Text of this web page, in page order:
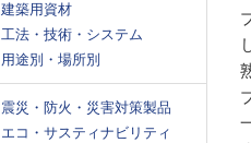
建築用資材
工法・技術・システム
用途別・場所別
震災・防火・災害対策製品
エコ・サスティナビリティ